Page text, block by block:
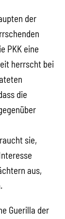
der
PKK eine
herrscht bei
die
sie,
aus,
Guerilla der